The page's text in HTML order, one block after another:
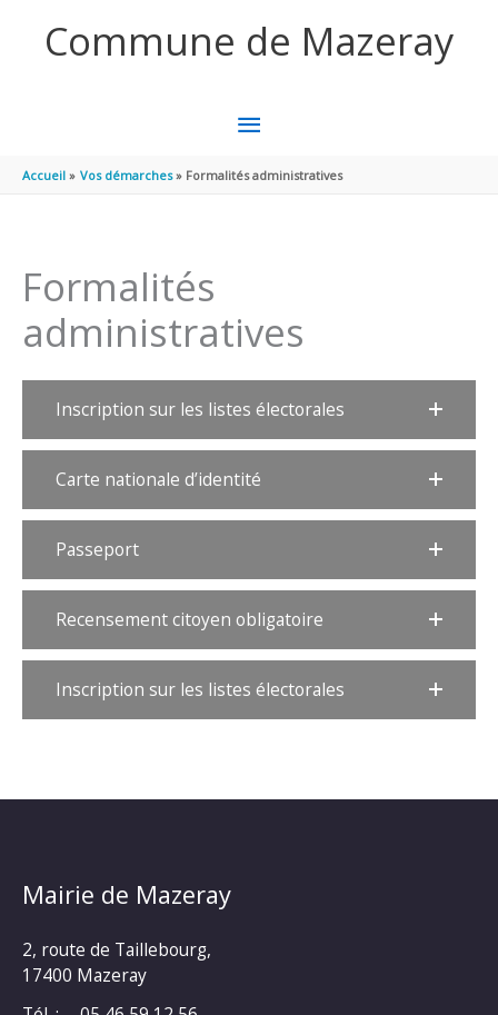
Commune de Mazeray
MENU
PRINCIPAL
Accueil Vos démarches Formalités administratives
Formalités
administratives
Inscription sur les listes électorales
Carte nationale d’identité
Passeport
Recensement citoyen obligatoire
Inscription sur les listes électorales
Mairie de Mazeray
2, route de Taillebourg,
17400 Mazeray